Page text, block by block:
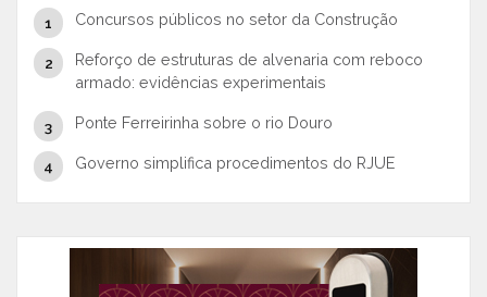
Concursos públicos no setor da Construção
Reforço de estruturas de alvenaria com reboco
armado: evidências experimentais
Ponte Ferreirinha sobre o rio Douro
Governo simplifica procedimentos do RJUE